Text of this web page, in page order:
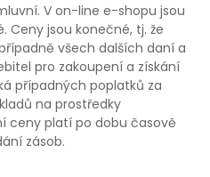
V on-line e-shopu jsou
Ceny jsou konečné, tj. že
všech dalších daní a
pro zakoupení a získání
případných poplatků za
na prostředky
ceny platí po dobu časově
zásob.